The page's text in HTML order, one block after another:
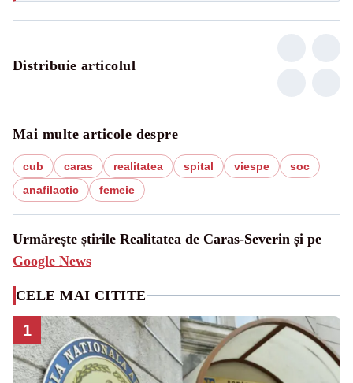
Distribuie articolul
Mai multe articole despre
cub caras realitatea spital viespe
soc
anafilactic
femeie
Urmărește știrile Realitatea de Caras-Severin și pe
Google News
CELE MAI CITITE
1